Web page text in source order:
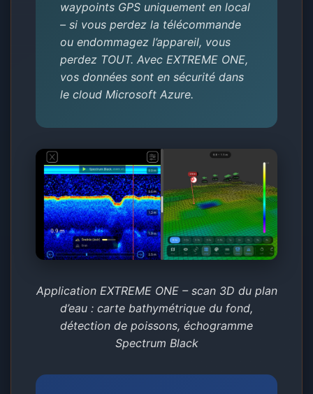
waypoints GPS uniquement en local
– si vous perdez la télécommande
ou endommagez l’appareil, vous
perdez TOUT. Avec EXTREME ONE,
vos données sont en sécurité dans
le cloud Microsoft Azure.
Application EXTREME ONE – scan 3D du plan
d’eau : carte bathymétrique du fond,
détection de poissons, échogramme
Spectrum Black